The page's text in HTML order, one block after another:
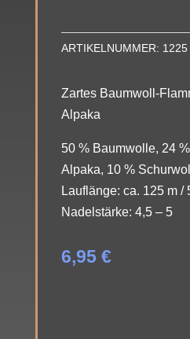
ARTIKELNUMMER: 1225
Zartes Baumwoll-
Alpaka
50 % Baumwolle, 24
Alpaka, 10 %
Lauflänge: ca. 125 m /
Nadelstärke: 4,5 – 5
6,95 €